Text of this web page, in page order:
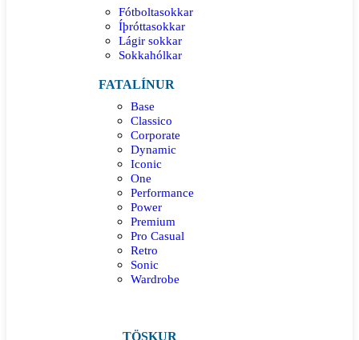
Fótboltasokkar
Íþróttasokkar
Lágir sokkar
Sokkahólkar
FATALÍNUR
Base
Classico
Corporate
Dynamic
Iconic
One
Performance
Power
Premium
Pro Casual
Retro
Sonic
Wardrobe
TÖSKUR